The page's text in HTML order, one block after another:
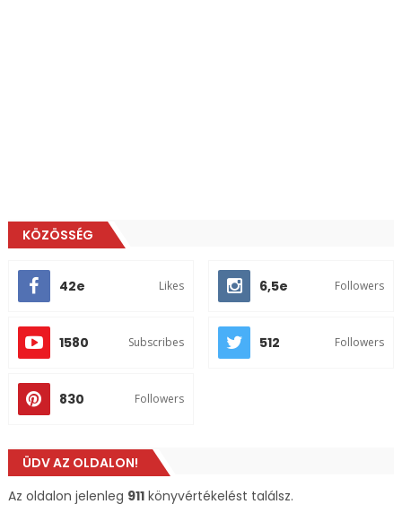
KÖZÖSSÉG
42e Likes 6,5e Followers
1580 Subscribes 512 Followers
830 Followers
ÜDV AZ OLDALON!
Az oldalon jelenleg 911könyvértékelést találsz.